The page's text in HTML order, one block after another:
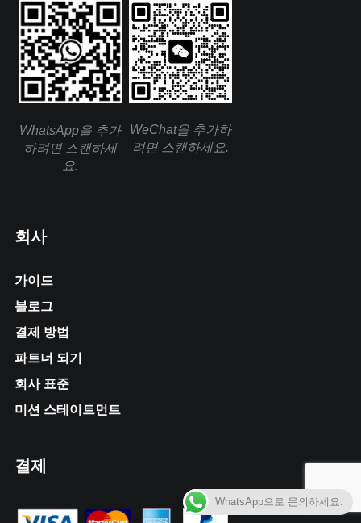
WhatsApp을 추가
하려면 스캔하세
요.
WeChat을 추가하
려면 스캔하세요.
회사
가이드
블로그
결제 방법
파트너 되기
회사 표준
미션 스테이트먼트
결제
WhatsApp으로 문의하세요.